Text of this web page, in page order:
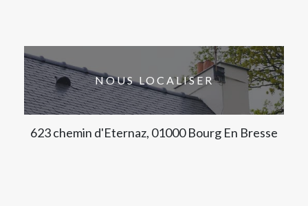
NOUS LOCALISER
623 chemin d'Eternaz, 01000 Bourg En Bresse